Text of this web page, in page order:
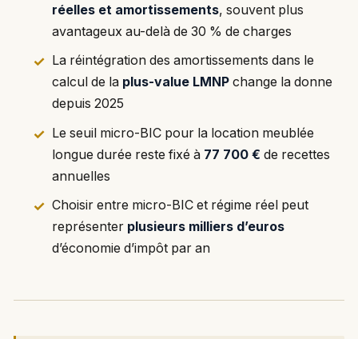
réelles et amortissements, souvent plus
avantageux au-delà de 30 % de charges
La réintégration des amortissements dans le
calcul de la plus-value LMNPchange la donne
depuis 2025
Le seuil micro-BIC pour la location meublée
longue durée reste fixé à 77 700 € de recettes
annuelles
Choisir entre micro-BIC et régime réel peut
représenter plusieurs milliers d’euros
d’économie d’impôt par an